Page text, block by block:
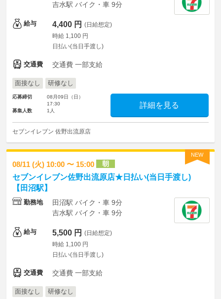
吉水駅 バイク・車 9分
給与 4,400 円 (日給想定)
時給 1,100 円
日払い(当日手渡し)
交通費 交通費 一部支給
面接なし 研修なし
応募締切
08月09日（日）
17:30
募集人数
1人
詳細を見る
セブンイレブン 佐野出流原店
NEW
08/11 (火) 10:00 〜 15:00 朝
セブンイレブン佐野出流原店★日払い(当日手渡し)
【田沼駅】
勤務地
田沼駅 バイク・車 9分
吉水駅 バイク・車 9分
給与 5,500 円 (日給想定)
時給 1,100 円
日払い(当日手渡し)
交通費 交通費 一部支給
面接なし 研修なし